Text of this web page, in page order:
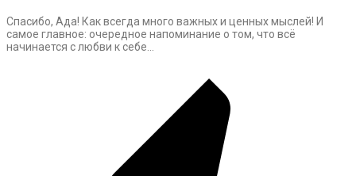
Спасибо, Ада! Как всегда много важных и ценных мыслей! И
самое главное: очередное напоминание о том, что всё
начинается с любви к себе…